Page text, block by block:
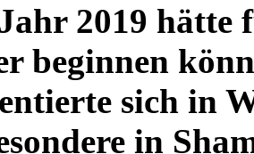
2019 hätte
beginnen
sich in
in